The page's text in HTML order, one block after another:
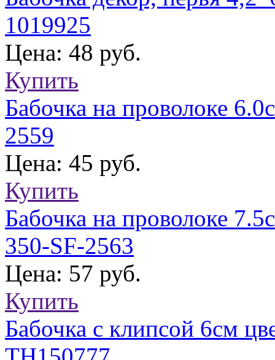
1019925
Цена: 48 руб.
Купить
Бабочка на проволоке
2559
Цена: 45 руб.
Купить
Бабочка на проволоке
350-SF-2563
Цена: 57 руб.
Купить
Бабочка с клипсой 6см